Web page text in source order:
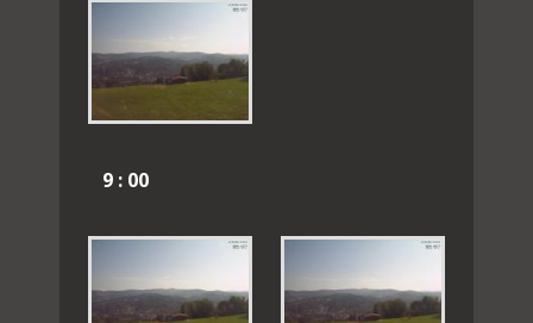
9 : 00